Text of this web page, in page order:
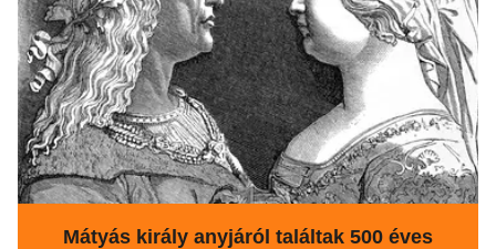
Mátyás király anyjáról találtak 500 éves